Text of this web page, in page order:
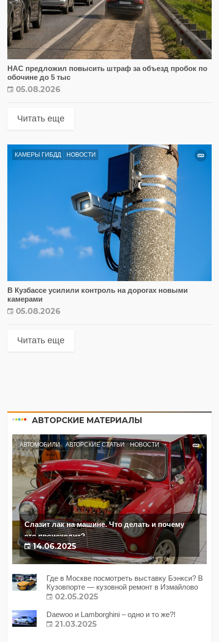
НАС предложил повысить штраф за объезд пробок по
обочине до 5 тыс
05.08.2026
Читать еще
КАМЕРЫ ГИБДД НОВОСТИ
В Кузбассе усилили контроль на дорогах новыми
камерами
05.08.2026
Читать еще
АВТОРСКИЕ МАТЕРИАЛЫ
АВТОМОБИЛИ АВТОРСКИЕ СТАТЬИ НОВОСТИ
Слазит лак на машине. Что делать и почему
это происходит?
14.06.2025
Где в Москве посмотреть выставку Бэнкси? В
Кузовпорте — кузовной ремонт в Измайлово
02.05.2025
Daewoo и Lamborghini – одно и то же?!
21.03.2025